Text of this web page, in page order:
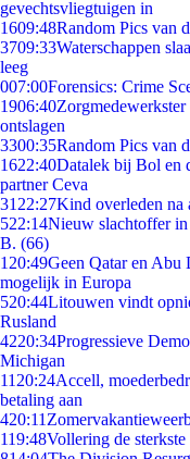
gevechtsvliegtuigen in
1609:48Random Pics van
3709:33Waterschappen
leeg
007:00Forensics: Crime
1906:40
ontslagen
3300:35Random Pics van
1622:40Datalek bij Bol en
partner Ceva
31 22:27Kind overleden na
522:14Nieuw slachtoffer in
B. (66)
1 20:49Geen Qatar en Abu
mogelijk in Europa
520:44Litouwen vindt
Rusland
4220:34Progressieve
Michigan
11 20:24Accell,
betaling aan
420:11
119:48Vollering de